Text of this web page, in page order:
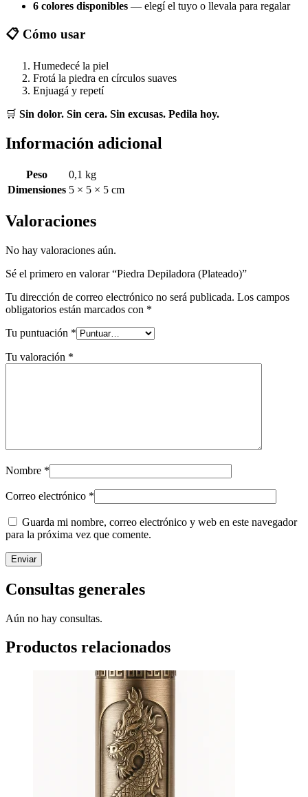
6 colores disponibles — elegí el tuyo o llevala para regalar
📋 Cómo usar
Humedecé la piel
Frotá la piedra en círculos suaves
Enjuagá y repetí
🛒 Sin dolor. Sin cera. Sin excusas. Pedila hoy.
Información adicional
Peso
0,1 kg
Dimensiones 5 × 5 × 5 cm
Valoraciones
No hay valoraciones aún.
Sé el primero en valorar “Piedra Depiladora (Plateado)”
Tu dirección de correo electrónico no será publicada. Los campos
obligatorios están marcados con *
Tu puntuación *
Tu valoración *
Nombre *
Correo electrónico *
Guarda mi nombre, correo electrónico y web en este navegador
para la próxima vez que comente.
Consultas generales
Aún no hay consultas.
Productos relacionados